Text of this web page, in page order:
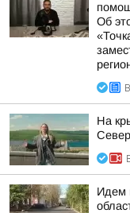
Об
На
Идем